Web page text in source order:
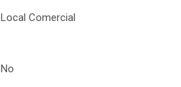
Local Comercial
No